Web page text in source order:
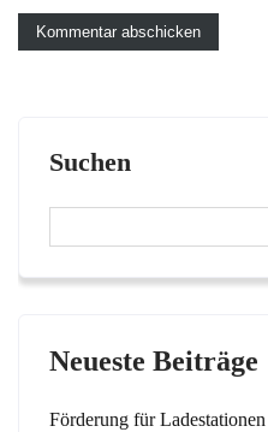
Suchen
Neueste Beiträge
Förderung für